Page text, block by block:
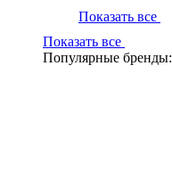
Показать все
Показать все
Популярные бренды: